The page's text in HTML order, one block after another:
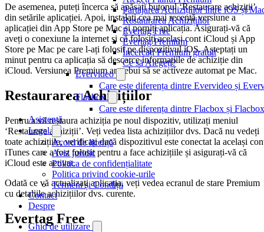
Partajarea Achizițiilor între iOS și
Restaurarea Achizițiilor
Evertag Free
Evertag Premium
Încercați Premium gratuit
Ce să Alegeți?
Evervideo
Care este diferența dintre Evervideo și
Flacbox
Care este diferența dintre Flacbox și
Asistență
Legal
Acord de licență
Aviz juridic
Politica de confidențialitate
Politica privind cookie-urile
Termeni și Condiții
Contact
Despre
Ghid de utilizare
De asemenea, puteți încerca să apăsați butonul ‘Restaurare achiziții’
din setările aplicației. Apoi, instalați cea mai recentă versiune a
aplicației din App Store pe Mac și porniți aplicația. Asigurați-vă că
aveți o conexiune la internet și că folosiți același cont iCloud și App
Store pe Mac pe care l-ați folosit pe dispozitivul iOS. Așteptați un
minut pentru ca aplicația să descarce informațiile de achiziție din
iCloud. Versiunea Premium ar trebui să se activeze automat pe Mac.
Restaurarea Achizițiilor
Pentru a vă restaura achiziția pe noul dispozitiv, utilizați meniul
‘Restaurare achiziții’. Veți vedea lista achizițiilor dvs. Dacă nu vedeți
toate achizițiile, verificați dacă dispozitivul este conectat la același
iTunes care a fost folosit pentru a face achizițiile și asigurați-vă că
iCloud este activat.
Odată ce vă actualizați aplicația, veți vedea ecranul de stare Premium
cu detaliile achizițiilor dvs. curente.
Evertag Free